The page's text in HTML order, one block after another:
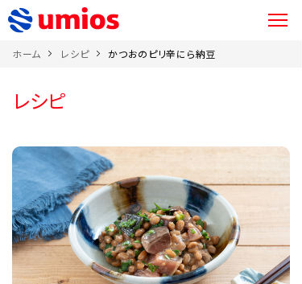
ホーム レシピ かつおのピリ辛にら納豆
レシピ